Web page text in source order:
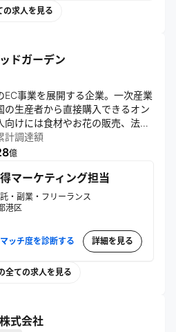
の求人を見る
ドガーデン
EC事業を展開する企業。一次産業
の生産者から直接購入できるオン
けには食材やお花の販売、法人
「食べチョク」を通じて生産者
進している。
計調達額
億
マーケティング担当
・副業・フリーランス
港区
マッチ度を診断する 詳細を見る
全ての求人を見る
式会社